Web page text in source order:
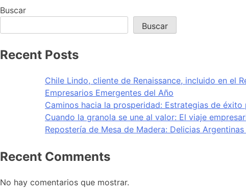
Buscar
Buscar
Recent Posts
Chile Lindo, cliente de Renaissance, incluido en el
Empresarios Emergentes del Año
Caminos hacia la prosperidad: Estrategias de
Cuando la granola se une al valor: El viaje
Repostería de Mesa de Madera: Delicias
Recent Comments
No hay comentarios que mostrar.